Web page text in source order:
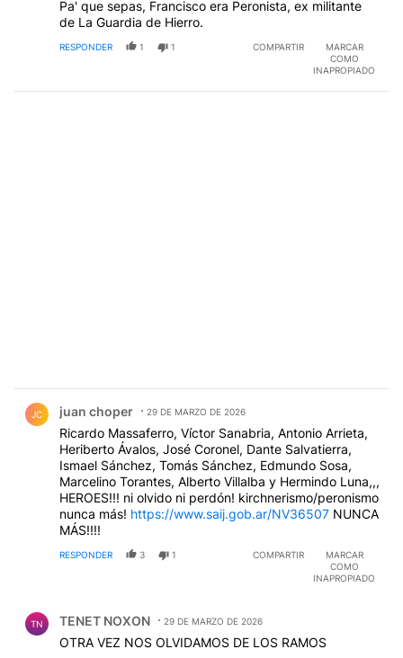
Pa' que sepas, Francisco era Peronista, ex militante
de La Guardia de Hierro.
RESPONDER 1 1 COMPARTIR
MARCAR
COMO
INAPROPIADO
JC juan choper 29 DE MARZO DE 2026
Ricardo Massaferro, Víctor Sanabria, Antonio Arrieta,
Heriberto Ávalos, José Coronel, Dante Salvatierra,
Ismael Sánchez, Tomás Sánchez, Edmundo Sosa,
Marcelino Torantes, Alberto Villalba y Hermindo Luna,,,
HEROES!!! ni olvido ni perdón! kirchnerismo/peronismo
nunca más! https://www.saij.gob.ar/NV36507 NUNCA
MÁS!!!!
RESPONDER 3 1 COMPARTIR
MARCAR
COMO
INAPROPIADO
TN TENET NOXON 29 DE MARZO DE 2026
OTRA VEZ NOS OLVIDAMOS DE LOS RAMOS